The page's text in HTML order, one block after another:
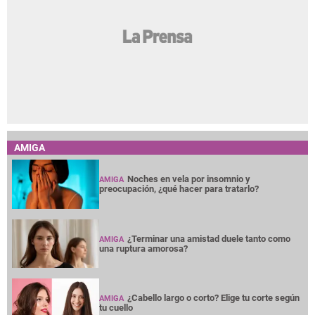
AMIGA
AMIGA Noches en vela por insomnio y
preocupación, ¿qué hacer para tratarlo?
AMIGA ¿Terminar una amistad duele tanto como
una ruptura amorosa?
AMIGA ¿Cabello largo o corto? Elige tu corte según
tu cuello